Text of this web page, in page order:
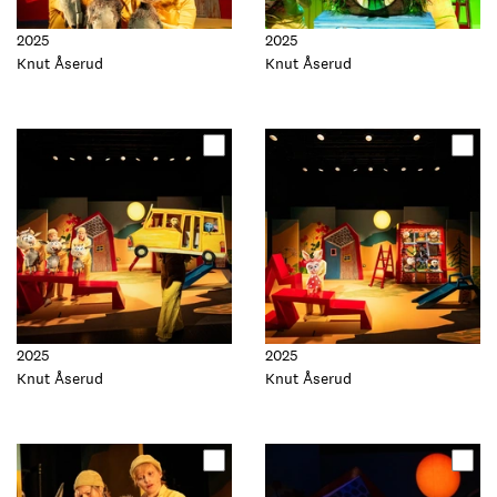
2025
Foto:
Knut Åserud
2025
Foto:
Knut Åserud
dette
2025
Foto:
Knut Åserud
Oppdater
dette
2025
Foto:
Knut Åserud
Oppdater
dette